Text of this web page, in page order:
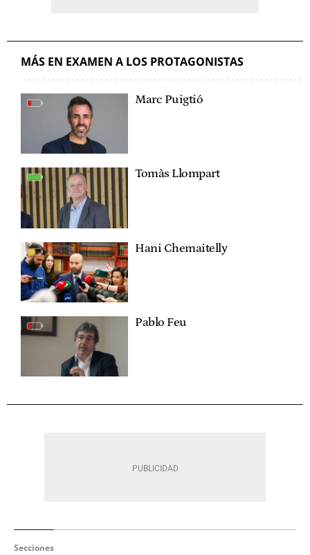
MÁS EN EXAMEN A LOS PROTAGONISTAS
Marc Puigtió
Tomàs Llompart
Hani Chemaitelly
Pablo Feu
Secciones